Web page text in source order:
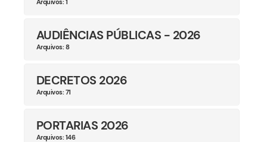
Arquivos: 1
AUDIÊNCIAS PÚBLICAS - 2026
Arquivos: 8
DECRETOS 2026
Arquivos: 71
PORTARIAS 2026
Arquivos: 146